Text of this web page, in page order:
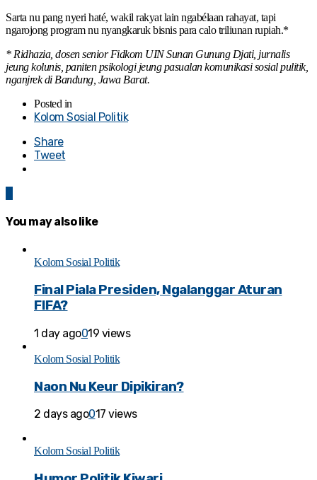
Sarta nu pang nyeri haté, wakil rakyat lain ngabélaan rahayat, tapi
ngarojong program nu nyangkaruk bisnis para calo triliunan rupiah.*
* Ridhazia, dosen senior Fidkom UIN Sunan Gunung Djati, jurnalis
jeung kolunis, paniten psikologi jeung pasualan komunikasi sosial pulitik,
nganjrek di Bandung, Jawa Barat.
Posted in
Kolom Sosial Politik
Share
Tweet
You may also like
Kolom Sosial Politik
Final Piala Presiden, Ngalanggar Aturan
FIFA?
1 day ago019 views
Kolom Sosial Politik
Naon Nu Keur Dipikiran?
2 days ago017 views
Kolom Sosial Politik